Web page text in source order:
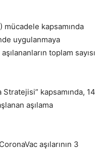
kapsamında
uygulanmaya
toplam sayısı
Stratejisi” kapsamında, 14
aşılama
aşılarının 3